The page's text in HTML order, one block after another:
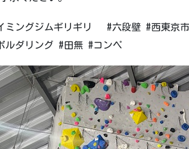
ミングジムギリギリ #六段壁 #西東京
ルダリング #田無 #コンペ